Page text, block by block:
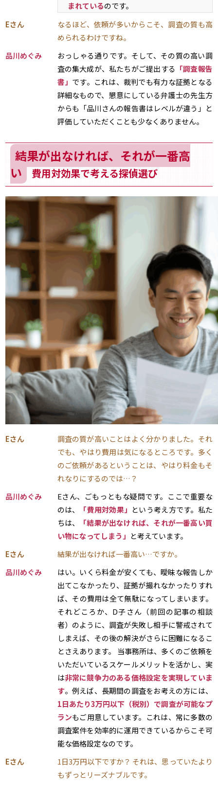
まれているのです。
Eさん
なるほど、依頼が多いからこそ、調査の質も高
められるわけですね。
品川めぐみ
おっしゃる通りです。そして、その質の高い調
査の集大成が、私たちがご提出する 「調査報告
書」 です。これは、裁判でも有力な証拠となる
詳細なもので、懇意にしている弁護士の先生方
からも「品川さんの報告書はレベルが違う」と
評価していただくことも少なくありません。
結果が出なければ、それが一番高
い
費用対効果で考える探偵選び
Eさん
調査の質が高いことはよく分かりました。それ
でも、やはり費用は気になるところです。多く
のご依頼があるということは、やはり料金もそ
れなりにするのでは…？
品川めぐみ
Eさん、ごもっともな疑問です。ここで重要な
のは、
「費用対効果」 という考え方です。私た
ちは、
「結果が出なければ、それが一番高い買
い物になってしまう」 と考えています。
Eさん
結果が出なければ一番高い…ですか。
品川めぐみ
はい。いくら料金が安くても、曖昧な報告しか
出てこなかったり、証拠が撮れなかったりすれ
ば、その費用は全て無駄になってしまいます。
それどころか、D子さん（前回の記事の相談
者）のように、調査が失敗し相手に警戒されて
しまえば、その後の解決がさらに困難になるこ
とさえあります。 当事務所は、多くのご依頼を
いただいているスケールメリットを活かし、実
は非常に競争力のある価格設定を実現していま
す。例えば、長期間の調査をお考えの方には、
1日あたり3万円以下（税別）で調査が可能なプ
ランもご用意しています。これは、常に多数の
調査案件を効率的に運用できているからこそ可
能な価格設定なのです。
Eさん
1日3万円以下ですか？ それは、思っていたより
もずっとリーズナブルです。